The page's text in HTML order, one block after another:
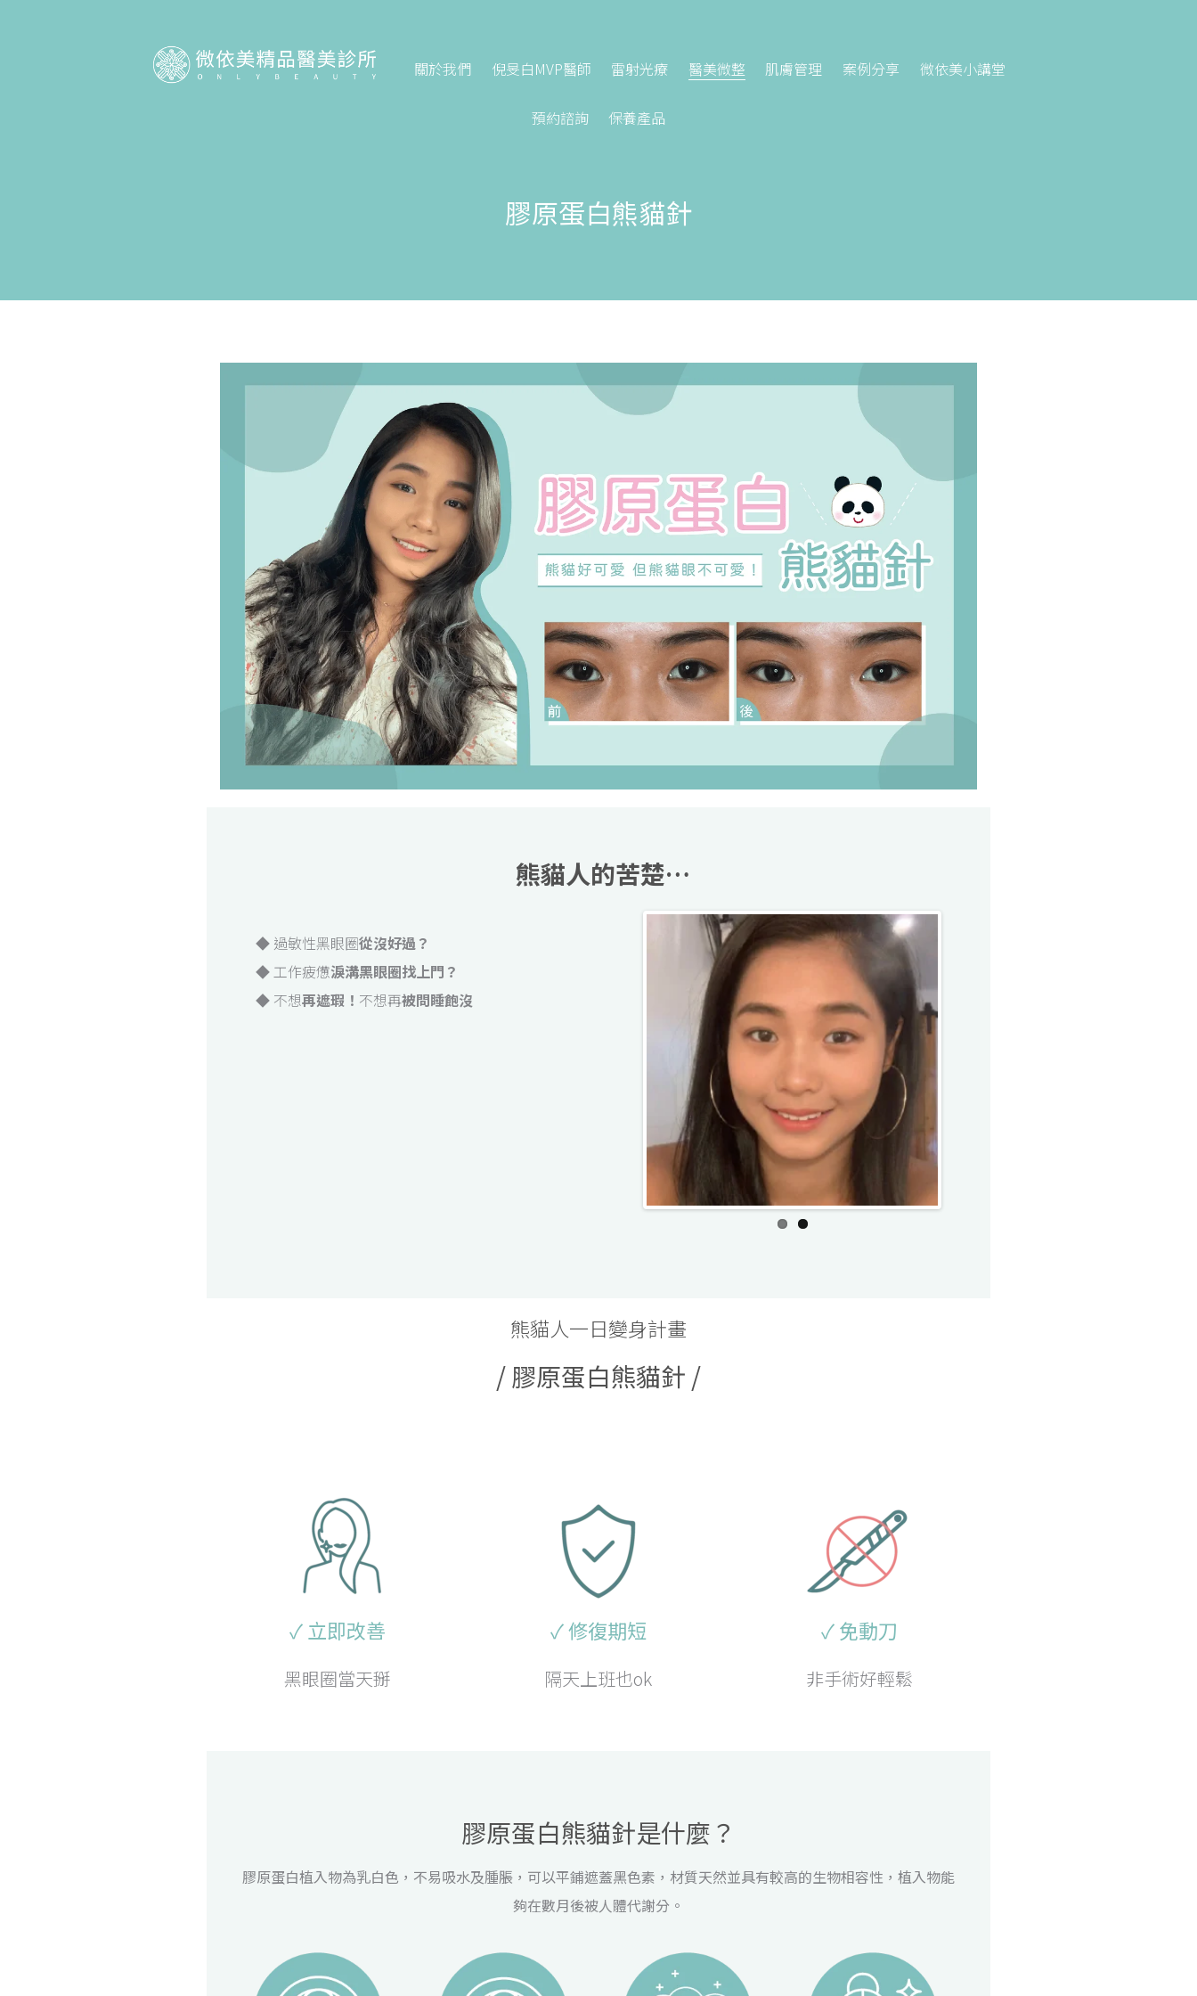
關於我們 倪旻白MVP醫師 雷射光療 醫美微整 肌膚管理 案例分享 微依美小講堂
預約諮詢 保養產品
膠原蛋白熊貓針
熊貓人的苦楚…
◆ 過敏性黑眼圈從沒好過？
◆ 工作疲憊淚溝黑眼圈找上門？
◆ 不想再遮瑕！ 不想再被問睡飽沒
熊貓人一日變身計畫
/ 膠原蛋白熊貓針 /
✓ 立即改善
黑眼圈當天掰
✓ 修復期短
隔天上班也ok
✓ 免動刀
非手術好輕鬆
膠原蛋白熊貓針是什麼？
膠原蛋白植入物為乳白色，不易吸水及腫脹，可以平鋪遮蓋黑色素，材質天然並具有較高的生物相容性，植入物能
夠在數月後被人體代謝分。